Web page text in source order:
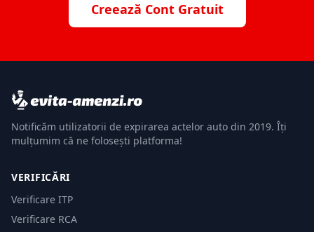
Creează Cont Gratuit
Notificăm utilizatorii de expirarea actelor auto din 2019. Îți
mulțumim că ne folosești platforma!
VERIFICĂRI
Verificare ITP
Verificare RCA